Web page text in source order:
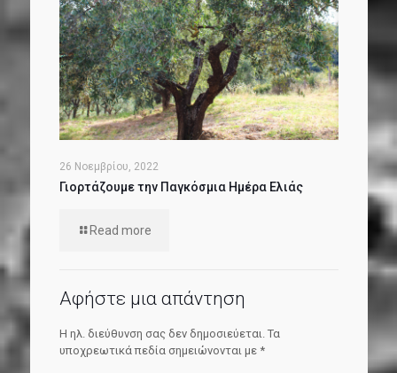
26 Νοεμβρίου, 2022
Γιορτάζουμε την Παγκόσμια Ημέρα Ελιάς
Read more
Αφήστε μια απάντηση
Η ηλ. διεύθυνση σας δεν δημοσιεύεται. Τα
υποχρεωτικά πεδία σημειώνονται με *